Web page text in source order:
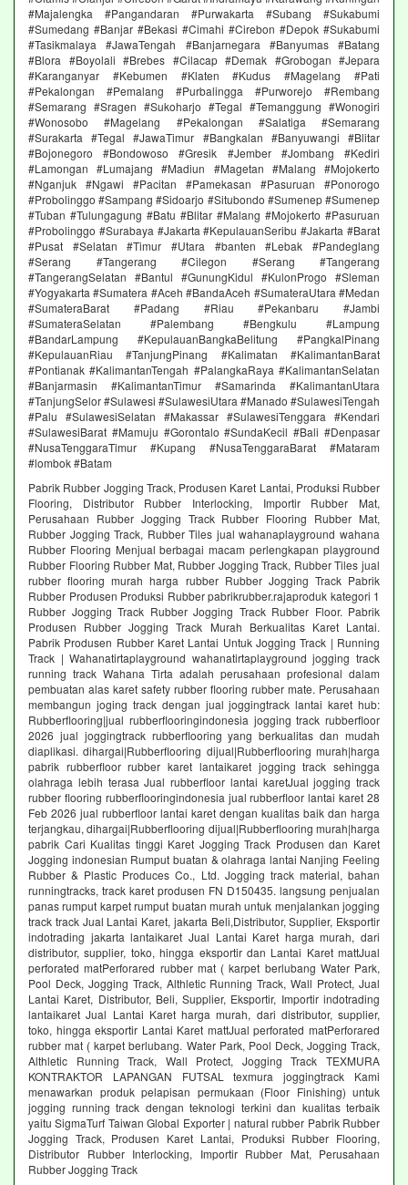
#Majalengka #Pangandaran #Purwakarta #Subang #Sukabumi
#Sumedang #Banjar #Bekasi #Cimahi #Cirebon #Depok #Sukabumi
#Tasikmalaya #JawaTengah #Banjarnegara #Banyumas #Batang
#Blora #Boyolali #Brebes #Cilacap #Demak #Grobogan #Jepara
#Karanganyar #Kebumen #Klaten #Kudus #Magelang #Pati
#Pekalongan #Pemalang #Purbalingga #Purworejo #Rembang
#Semarang #Sragen #Sukoharjo #Tegal #Temanggung #Wonogiri
#Wonosobo #Magelang #Pekalongan #Salatiga #Semarang
#Surakarta #Tegal #JawaTimur #Bangkalan #Banyuwangi #Blitar
#Bojonegoro #Bondowoso #Gresik #Jember #Jombang #Kediri
#Lamongan #Lumajang #Madiun #Magetan #Malang #Mojokerto
#Nganjuk #Ngawi #Pacitan #Pamekasan #Pasuruan #Ponorogo
#Probolinggo #Sampang #Sidoarjo #Situbondo #Sumenep #Sumenep
#Tuban #Tulungagung #Batu #Blitar #Malang #Mojokerto #Pasuruan
#Probolinggo #Surabaya #Jakarta #KepulauanSeribu #Jakarta #Barat
#Pusat #Selatan #Timur #Utara #banten #Lebak #Pandeglang
#Serang #Tangerang #Cilegon #Serang #Tangerang
#TangerangSelatan #Bantul #GunungKidul #KulonProgo #Sleman
#Yogyakarta #Sumatera #Aceh #BandaAceh #SumateraUtara #Medan
#SumateraBarat #Padang #Riau #Pekanbaru #Jambi
#SumateraSelatan #Palembang #Bengkulu #Lampung
#BandarLampung #KepulauanBangkaBelitung #PangkalPinang
#KepulauanRiau #TanjungPinang #Kalimatan #KalimantanBarat
#Pontianak #KalimantanTengah #PalangkaRaya #KalimantanSelatan
#Banjarmasin #KalimantanTimur #Samarinda #KalimantanUtara
#TanjungSelor #Sulawesi #SulawesiUtara #Manado #SulawesiTengah
#Palu #SulawesiSelatan #Makassar #SulawesiTenggara #Kendari
#SulawesiBarat #Mamuju #Gorontalo #SundaKecil #Bali #Denpasar
#NusaTenggaraTimur #Kupang #NusaTenggaraBarat #Mataram
#lombok #Batam
Pabrik Rubber Jogging Track, Produsen Karet Lantai, Produksi Rubber
Flooring, Distributor Rubber Interlocking, Importir Rubber Mat,
Perusahaan Rubber Jogging Track Rubber Flooring Rubber Mat,
Rubber Jogging Track, Rubber Tiles jual wahanaplayground wahana
Rubber Flooring Menjual berbagai macam perlengkapan playground
Rubber Flooring Rubber Mat, Rubber Jogging Track, Rubber Tiles jual
rubber flooring murah harga rubber Rubber Jogging Track Pabrik
Rubber Produsen Produksi Rubber pabrikrubber.rajaproduk kategori 1
Rubber Jogging Track Rubber Jogging Track Rubber Floor. Pabrik
Produsen Rubber Jogging Track Murah Berkualitas Karet Lantai.
Pabrik Produsen Rubber Karet Lantai Untuk Jogging Track | Running
Track | Wahanatirtaplayground wahanatirtaplayground jogging track
running track Wahana Tirta adalah perusahaan profesional dalam
pembuatan alas karet safety rubber flooring rubber mate. Perusahaan
membangun joging track dengan jual joggingtrack lantai karet hub:
Rubberflooring|jual rubberflooringindonesia jogging track rubberfloor
2026 jual joggingtrack rubberflooring yang berkualitas dan mudah
diaplikasi. dihargai|Rubberflooring dijual|Rubberflooring murah|harga
pabrik rubberfloor rubber karet lantaikaret jogging track sehingga
olahraga lebih terasa Jual rubberfloor lantai karetJual jogging track
rubber flooring rubberflooringindonesia jual rubberfloor lantai karet 28
Feb 2026 jual rubberfloor lantai karet dengan kualitas baik dan harga
terjangkau, dihargai|Rubberflooring dijual|Rubberflooring murah|harga
pabrik Cari Kualitas tinggi Karet Jogging Track Produsen dan Karet
Jogging indonesian Rumput buatan & olahraga lantai Nanjing Feeling
Rubber & Plastic Produces Co., Ltd. Jogging track material, bahan
runningtracks, track karet produsen FN D150435. langsung penjualan
panas rumput karpet rumput buatan murah untuk menjalankan jogging
track track Jual Lantai Karet, jakarta Beli,Distributor, Supplier, Eksportir
indotrading jakarta lantaikaret Jual Lantai Karet harga murah, dari
distributor, supplier, toko, hingga eksportir dan Lantai Karet mattJual
perforated matPerforared rubber mat ( karpet berlubang Water Park,
Pool Deck, Jogging Track, Althletic Running Track, Wall Protect, Jual
Lantai Karet, Distributor, Beli, Supplier, Eksportir, Importir indotrading
lantaikaret Jual Lantai Karet harga murah, dari distributor, supplier,
toko, hingga eksportir Lantai Karet mattJual perforated matPerforared
rubber mat ( karpet berlubang. Water Park, Pool Deck, Jogging Track,
Althletic Running Track, Wall Protect, Jogging Track TEXMURA
KONTRAKTOR LAPANGAN FUTSAL texmura joggingtrack Kami
menawarkan produk pelapisan permukaan (Floor Finishing) untuk
jogging running track dengan teknologi terkini dan kualitas terbaik
yaitu SigmaTurf Taiwan Global Exporter | natural rubber Pabrik Rubber
Jogging Track, Produsen Karet Lantai, Produksi Rubber Flooring,
Distributor Rubber Interlocking, Importir Rubber Mat, Perusahaan
Rubber Jogging Track